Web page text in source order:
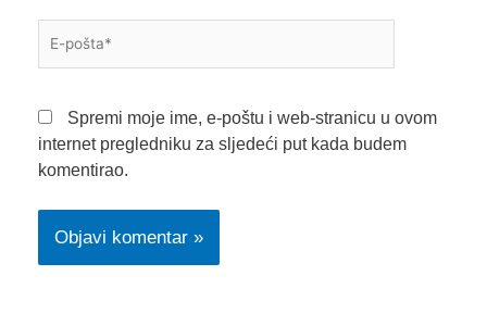
pošta*
Spremi moje ime, e-poštu i web-stranicu u ovom
internet pregledniku za sljedeći put kada budem
komentirao.